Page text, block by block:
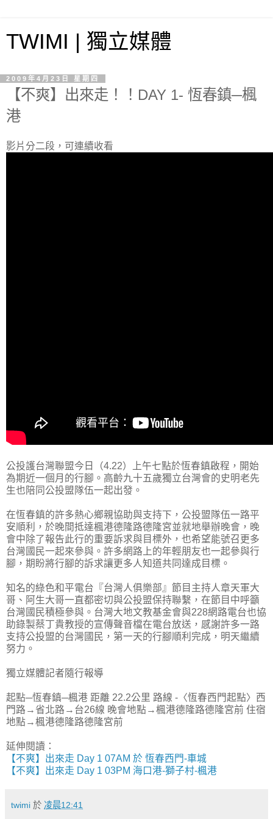
TWIMI | 獨立媒體
2009年4月23日 星期四
【不爽】出來走！！DAY 1- 恆春鎮─楓
港
影片分二段，可連續收看
公投護台灣聯盟今日（4.22）上午七點於恆春鎮啟程，開始
為期近一個月的行腳。高齡九十五歲獨立台灣會的史明老先
生也陪同公投盟隊伍一起出發。
在恆春鎮的許多熱心鄉親協助與支持下，公投盟隊伍一路平
安順利，於晚間抵達楓港德隆路德隆宮並就地舉辦晚會，晚
會中除了報告此行的重要訴求與目標外，也希望能號召更多
台灣國民一起來參與。許多網路上的年輕朋友也一起參與行
腳，期盼將行腳的訴求讓更多人知道共同達成目標。
知名的綠色和平電台『台灣人俱樂部』節目主持人章天軍大
哥、阿生大哥一直都密切與公投盟保持聯繫，在節目中呼籲
台灣國民積極參與。台灣大地文教基金會與228網路電台也協
助錄製蔡丁貴教授的宣傳聲音檔在電台放送，感謝許多一路
支持公投盟的台灣國民，第一天的行腳順利完成，明天繼續
努力。
獨立媒體記者隨行報導
起點─恆春鎮─楓港 距離 22.2公里 路線 -〈恆春西門起點〉西
門路→省北路→台26線 晚會地點→楓港德隆路德隆宮前 住宿
地點→楓港德隆路德隆宮前
延伸閱讀：
【不爽】出來走 Day 1 07AM 於 恆春西門-車城
【不爽】出來走 Day 1 03PM 海口港-獅子村-楓港
twimi 於 凌晨12:41